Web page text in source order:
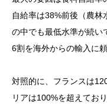
自給率は38%前後（農林
の中でも最低水準が続い
6割を海外からの輸入に
対照的に、フランスは
リアは100%を超えてお